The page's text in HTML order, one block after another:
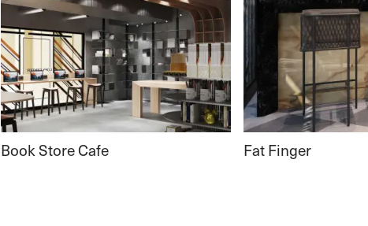
Book Store Cafe Fat Finger